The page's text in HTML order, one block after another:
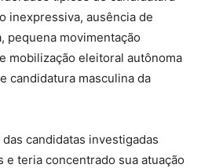
inexpressiva, ausência de
pequena movimentação
mobilização eleitoral autônoma
candidatura masculina da
candidatas investigadas
e teria concentrado sua atuação